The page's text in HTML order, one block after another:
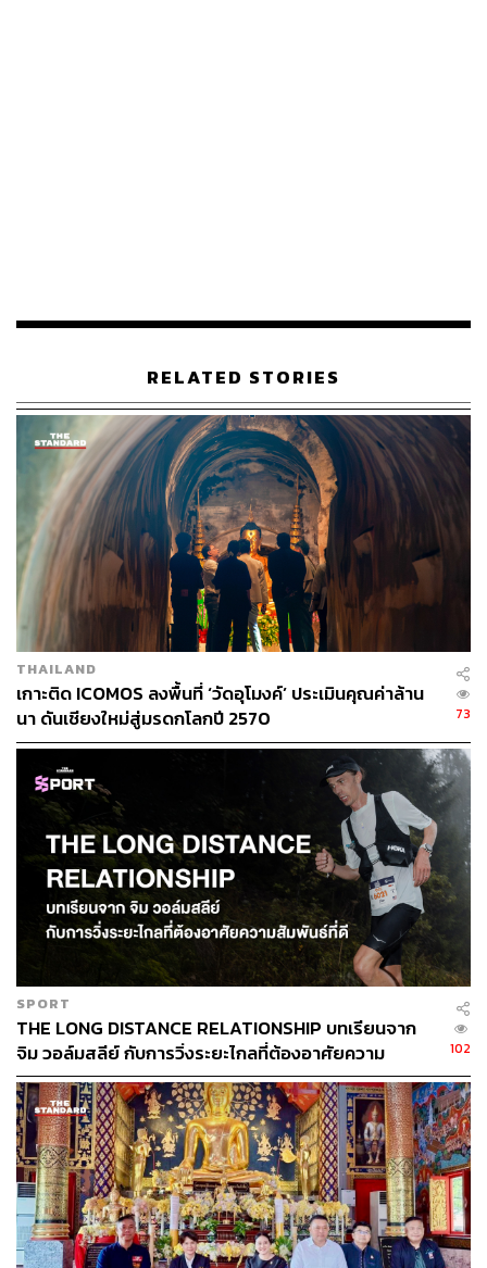
พล.ต.ท. ไตรรงค์ กล่าวว่า การจับกุมในครั้งนี้เป็นไปตาม
นโยบายปราบปรามแก๊งคอลเซ็นเตอร์ของสำนักงานตำรวจ
แห่งชาติ โดยเจ้าหน้าที่ตำรวจซึ่งดูแลพื้นที่ภาคเหนือสืบสวน
การกระทำผิดในพื้นที่ จนกระทั่งพบรีสอร์ตเป้าหมาย
ทั้งนี้ พบว่าผู้ต้องหาชาวจีนแอบลักลอบใช้อินเทอร์เน็ตของ
ร้านกาแฟข้างๆ ปิดบังการใช้สัญญาณของคอลเซ็นเตอร์
เชื่อมโยงกับแก๊งที่อยู่ที่ประเทศกัมพูชา ตำรวจพบคนต่างชาติ
สัญชาติจีน 9 คน ตรวจยึดอุปกรณ์โทรคมนาคมที่ใช้กระทำ
ผิดเกี่ยวกับการใช้อินเทอร์เน็ตได้เป็นจำนวนมาก จึงนำตัวผู้
ต้องหาทั้งหมดพร้อมของกลางส่งพนักงานสอบสวนเพื่อ
ดำเนินคดี โดยจะขยายผลถึงผู้บงการเพื่อปราบปรามให้สิ้น
ซากต่อไป
ทั้งนี้ จึงขอประชาสัมพันธ์มายังพี่น้องประชาชนว่า หาก
พบเห็นสถานที่แห่งใดมีความผิดปกติ เช่น เคยร้างไปแต่กลับมี
คนเข้า-ออกอย่างผิดปกติ หรือมีการใช้น้ำ ใช้ไฟฟ้า หรือขอ
ใช้อินเทอร์เน็ตมากผิดปกติ สามารถแจ้งได้ที่เจ้าหน้าที่ตำรวจ
โทร. 191 หรือ กสทช. โทร. 1200 ขอให้แจ้งเจ้าหน้าที่เพื่อเข้า
ตรวจสอบ ป้องกันมิให้คนร้ายเข้ามาตั้งฐานหลอกลวงคนไทย
ต่อไป
เชียงใหม่ สัญญาณอินเทอร์เน็ต
โรงแรมรีสอร์ต
แก๊งคอลเซ็นเตอร์หลอกลวง
258
ABOUT THE AUTHOR
RELATED STORIES
THAILAND
เกาะติด ICOMOS ลงพื้นที่ ‘วัดอุโมงค์’ ประเมินคุณค่าล้าน
นา ดันเชียงใหม่สู่มรดกโลกปี 2570
73
SPORT
THE LONG DISTANCE RELATIONSHIP บทเรียนจาก
จิม วอล์มสลีย์ กับการวิ่งระยะไกลที่ต้องอาศัยความ
สัมพันธ์ที่ดี
102